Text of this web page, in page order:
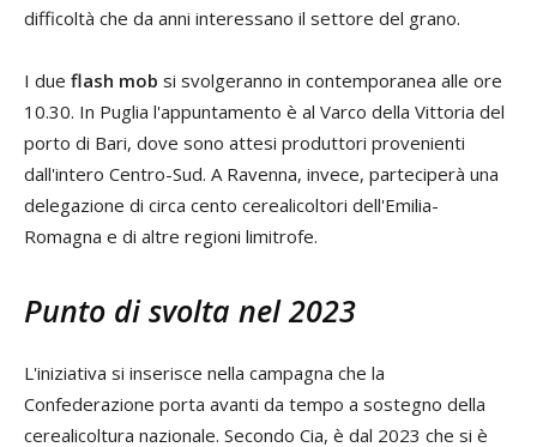
difficoltà che da anni interessano il settore del grano.
I due flash mob si svolgeranno in contemporanea alle ore
10.30. In Puglia l'appuntamento è al Varco della Vittoria del
porto di Bari, dove sono attesi produttori provenienti
dall'intero Centro-Sud. A Ravenna, invece, parteciperà una
delegazione di circa cento cerealicoltori dell'Emilia-
Romagna e di altre regioni limitrofe.
Punto di svolta nel 2023
L'iniziativa si inserisce nella campagna che la
Confederazione porta avanti da tempo a sostegno della
cerealicoltura nazionale. Secondo Cia, è dal 2023 che si è